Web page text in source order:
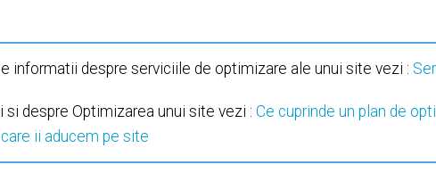
informatii despre serviciile de optimizare ale unui site vezi :
si despre Optimizarea unui site vezi :Ce cuprinde un plan de
ii aducem pe site